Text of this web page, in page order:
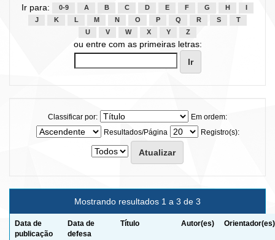
Ir para: 0-9 A B C D E F G H
J
K L M N O P Q R S
T
U
V W X Y Z
ou entre com as primeiras letras:
Classificar por:
Em ordem:
Resultados/Página
Registro(s):
Mostrando resultados 1 a 3 de 3
Data de
publicação
Data de
defesa
Título Autor(es) Orientador(es)